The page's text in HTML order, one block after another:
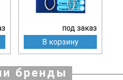
под заказ
В корзину
бренды